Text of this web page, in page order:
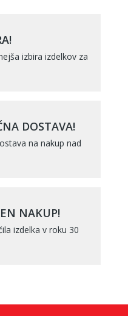
izbira izdelkov za
DOSTAVA!
na nakup nad
NAKUP!
izdelka v roku 30